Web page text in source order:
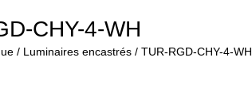
CHY-4-WH
/ Luminaires encastrés / TUR-RGD-CHY-4-WH